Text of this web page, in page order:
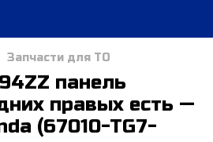
Запчасти для ТО
панель
правых есть —
(67010-TG7-